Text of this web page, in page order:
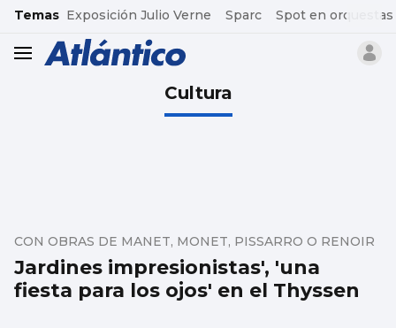
common.go-to-content
Temas Exposición Julio Verne Sparc Spot en orquestas
header.menu.open
Cultura
Jardines impresionistas', 'una
fiesta para los ojos' en el Thyssen
CON OBRAS DE MANET, MONET, PISSARRO O RENOIR